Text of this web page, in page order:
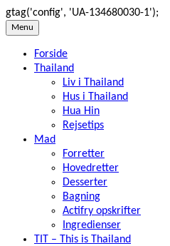
gtag('config', 'UA-134680030-1');
Skip
content
Menu
Forside
Thailand
Liv i Thailand
Hus i Thailand
Hua Hin
Rejsetips
Mad
Forretter
Hovedretter
Desserter
Bagning
Actifry opskrifter
Ingredienser
TIT – This is Thailand